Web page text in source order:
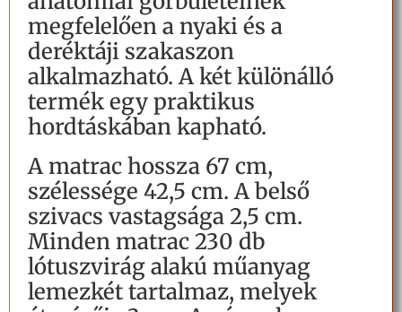
megfelelően a nyaki és a
deréktáji szakaszon
alkalmazható. A két különálló
termék egy praktikus
hordtáskában kapható.
A matrac hossza 67 cm,
szélessége 42,5 cm. A belső
szivacs vastagsága 2,5 cm.
Minden matrac 230 db
lótuszvirág alakú műanyag
lemezkét tartalmaz, melyek